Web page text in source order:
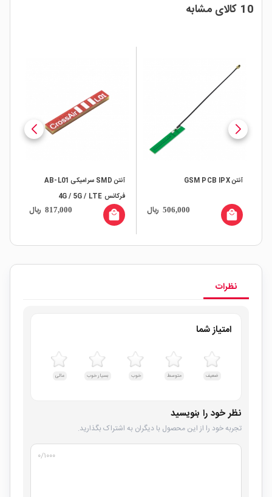
10 کالای مشابه
آنتن GSM PCB IPX
506,000 ریال local_mall
آنتن SMD سرامیکی AB-L01
فرکانس 4G / 5G / LTE
817,000 ریال local_mall
نظرات
امتیاز شما
ضعیف متوسط خوب بسیار خوب عالی
نظر خود را بنویسید
تجربه خود را از این محصول با دیگران به اشتراک بگذارید.
۰/۱۰۰۰